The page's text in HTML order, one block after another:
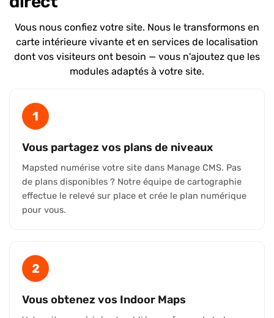
Vous nous confiez votre site. Nous le transformons en
carte intérieure vivante et en services de localisation
dont vos visiteurs ont besoin — vous n'ajoutez que les
modules adaptés à votre site.
1
Vous partagez vos plans de niveaux
Mapsted numérise votre site dans Manage CMS. Pas
de plans disponibles ? Notre équipe de cartographie
effectue le relevé sur place et crée le plan numérique
pour vous.
2
Vous obtenez vos Indoor Maps